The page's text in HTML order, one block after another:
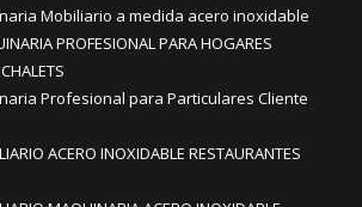
Mobiliario a medida acero inoxidable
PROFESIONAL PARA HOGARES
Profesional para Particulares Cliente
ACERO INOXIDABLE RESTAURANTES